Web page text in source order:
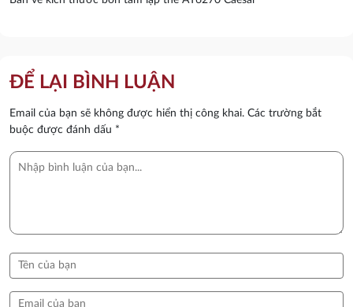
ĐỂ LẠI BÌNH LUẬN
Email của bạn sẽ không được hiển thị công khai. Các trường bắt
buộc được đánh dấu *